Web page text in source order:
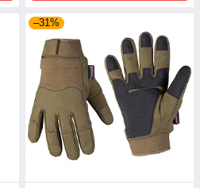
–31%